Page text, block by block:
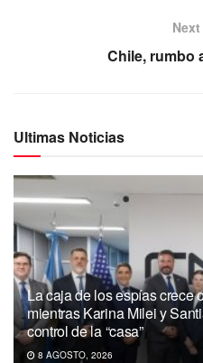
Chile, rumbo
Ultimas Noticias
La caja de los espías crece
mientras Karina Milei y
control de la “casa”
8 AGOSTO, 2026